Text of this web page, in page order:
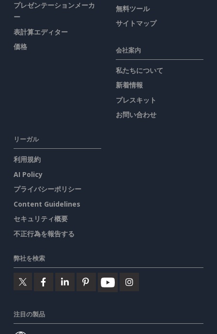
プレゼンテーションメーカ
ー
表計算エディター
価格
無料ツール
サイトマップ
会社案内
私たちについて
新着情報
プレスキット
お問い合わせ
リーガル
利用規約
AI Policy
プライバシーポリシー
Content Guidelines
セキュリティ概要
不正行為を報告する
弊社を検索
注目の製品